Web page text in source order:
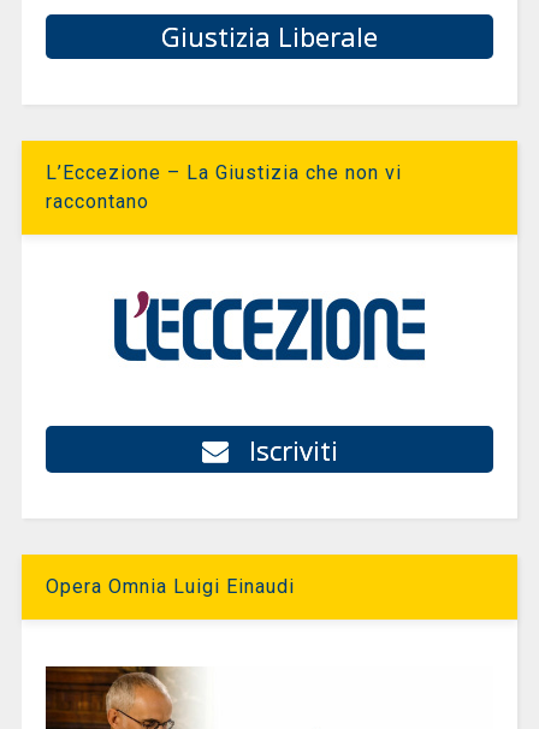
Giustizia Liberale
L’Eccezione – La Giustizia che non vi
raccontano
Iscriviti
Opera Omnia Luigi Einaudi